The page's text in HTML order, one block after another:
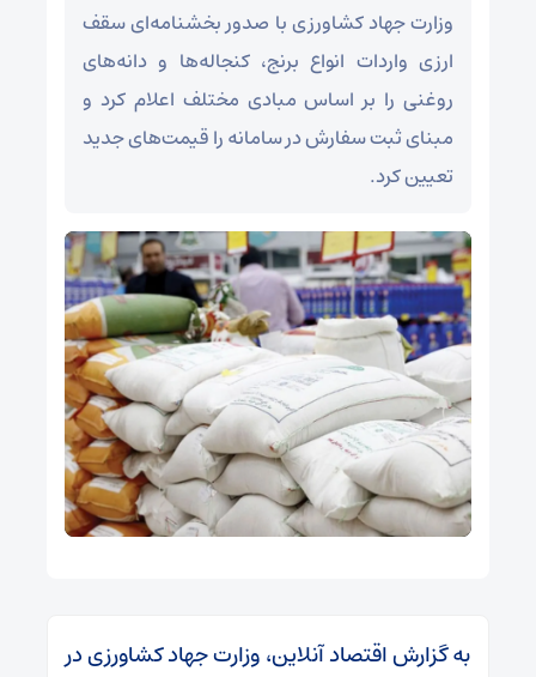
وزارت جهاد کشاورزی با صدور بخشنامه‌ای سقف
ارزی واردات انواع برنج، کنجاله‌ها و دانه‌های
روغنی را بر اساس مبادی مختلف اعلام کرد و
مبنای ثبت سفارش در سامانه را قیمت‌های جدید
تعیین کرد.
به گزارش اقتصاد آنلاین، وزارت جهاد کشاورزی در